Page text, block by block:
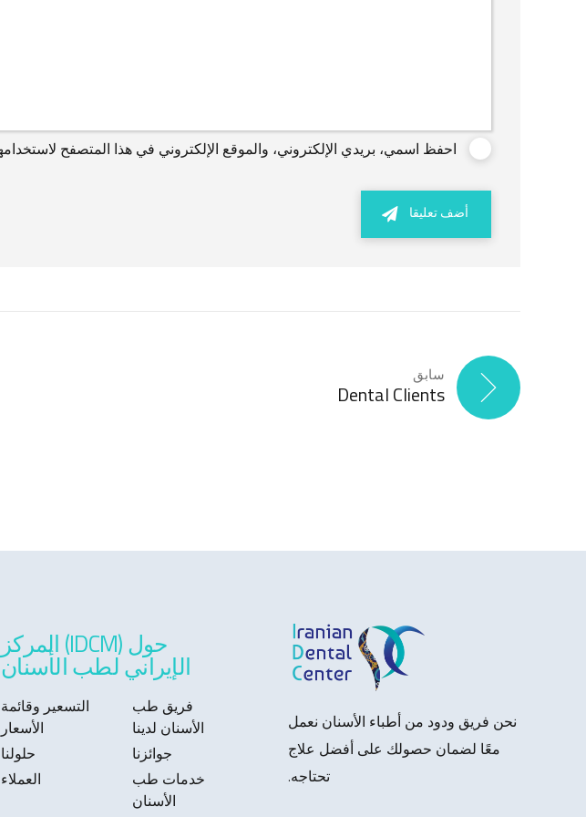
احفظ اسمي، بريدي الإلكتروني، والموقع الإلكتروني في هذا المتصفح
أضف تعليقا
سابق
Dental Clients
نحن فريق ودود من أطباء الأسنان نعمل
معًا لضمان حصولك على أفضل علاج
تحتاجه.
حول (IDCM) المركز
الإيراني لطب الأسنان
فريق طب
الأسنان لدينا
التسعير وقائمة
الأسعار
جوائزنا
حلولنا
خدمات طب
الأسنان
العملاء